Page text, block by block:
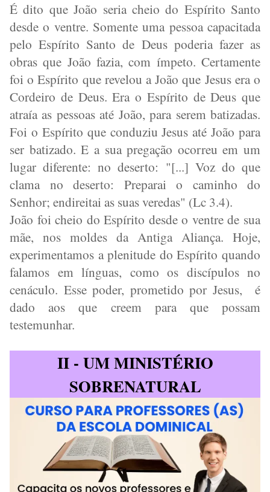
É dito que João seria cheio do Espírito Santo
desde o ventre. Somente uma pessoa capacitada
pelo Espírito Santo de Deus poderia fazer as
obras que João fazia, com ímpeto. Certamente
foi o Espírito que revelou a João que Jesus era o
Cordeiro de Deus. Era o Espírito de Deus que
atraía as pessoas até João, para serem batizadas.
Foi o Espírito que conduziu Jesus até João para
ser batizado. E a sua pregação ocorreu em um
lugar diferente: no deserto: "[...] Voz do que
clama no deserto: Preparai o caminho do
Senhor; endireitai as suas veredas" (Lc 3.4).
João foi cheio do Espírito desde o ventre de sua
mãe, nos moldes da Antiga Aliança. Hoje,
experimentamos a plenitude do Espírito quando
falamos em línguas, como os discípulos no
cenáculo. Esse poder, prometido por Jesus,
é
dado aos que creem para que possam
testemunhar.
II - UM MINISTÉRIO
SOBRENATURAL